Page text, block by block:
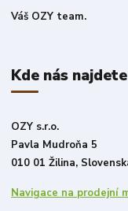
Váš OZY team.
Kde nás najdete
OZY s.r.o.
Pavla Mudroňa 5
010 01 Žilina,
Navigace na prodejní